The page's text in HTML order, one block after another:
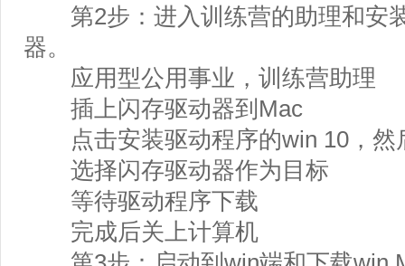
第2步：进入训练营的助理和安
器。
应用型公用事业，训练营助理
插上闪存驱动器到Mac
点击安装驱动程序的win 10，然
选择闪存驱动器作为目标
等待驱动程序下载
完成后关上计算机